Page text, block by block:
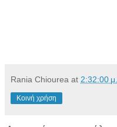
Rania Chiourea at 2:32:00
Κοινή χρήση